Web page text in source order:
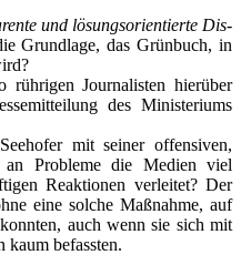
und lösungs­ori­en­tier­te Dis­
Grund­la­ge, das Grün­buch, in
rüh­ri­gen Jour­na­lis­ten hier­über
des Minis­te­ri­ums
mit sei­ner offen­si­ven,
an Pro­ble­me die Medi­en viel
Reak­tio­nen ver­lei­tet? Der
eine sol­che Maß­nah­me, auf
auch wenn sie sich mit
kaum befassten.